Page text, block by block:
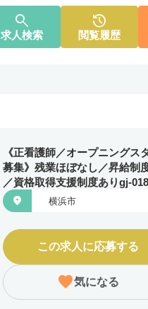

求人検索

閲覧履歴
《正看護師／オープニングス
募集》残業ほぼなし／昇給制
／資格取得支援制度ありgj-
 横浜市
この求人に応募する
気になる